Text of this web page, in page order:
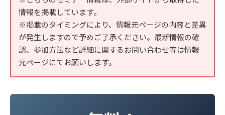
情報を掲載しています。
※掲載のタイミングにより、情報元ページの内容と差異
が発生しますので予めご了承ください。最新情報の確
認、参加方法など詳細に関するお問い合わせ等は情報
元ページにてお願いします。